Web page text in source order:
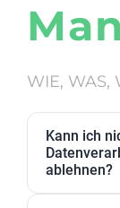
WIE, WAS,
Kann ich
ablehnen?